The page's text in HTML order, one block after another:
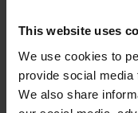
This website uses
We use cookies to
provide social media
We also share
Heb je vragen
Of heb je hulp nodig
mail met onze